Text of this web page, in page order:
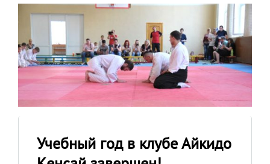
Учебный год в клубе Айкидо